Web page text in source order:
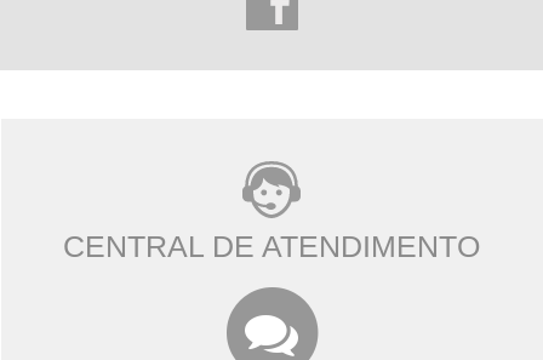
CENTRAL DE ATENDIMENTO